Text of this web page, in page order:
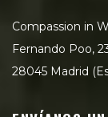
Compassion in
Fernando Poo,
28045 Madrid